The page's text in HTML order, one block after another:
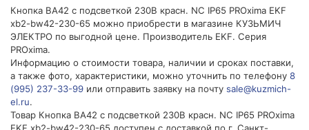
Кнопка BA42 с подсветкой 230В красн. NC IP65 PROxima EKF
xb2-bw42-230-65 можно приобрести в магазине КУЗЬМИЧ
ЭЛЕКТРО по выгодной цене. Производитель EKF. Серия
PROxima.
Информацию о стоимости товара, наличии и сроках поставки,
а также фото, характеристики, можно уточнить по телефону 8
(995) 237-33-99 или отправить заявку на почту sale@kuzmich-
el.ru.
Товар Кнопка BA42 с подсветкой 230В красн. NC IP65 PROxima